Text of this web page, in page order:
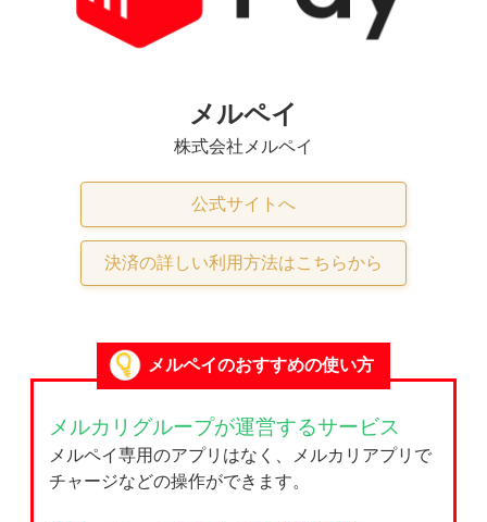
メルペイ
株式会社メルペイ
公式サイトへ
決済の詳しい利用方法はこちらから
メルペイのおすすめの使い方
メルカリグループが運営するサービス
メルペイ専用のアプリはなく、メルカリアプリで
チャージなどの操作ができます。